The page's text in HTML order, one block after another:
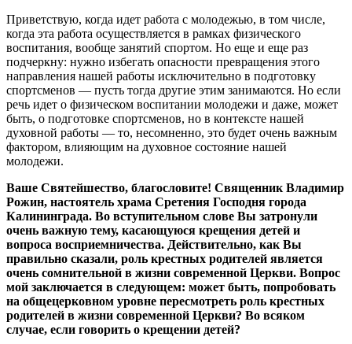
Приветствую, когда идет работа с молодежью, в том числе,
когда эта работа осуществляется в рамках физического
воспитания, вообще занятий спортом. Но еще и еще раз
подчеркну: нужно избегать опасности превращения этого
направления нашей работы исключительно в подготовку
спортсменов — пусть тогда другие этим занимаются. Но если
речь идет о физическом воспитании молодежи и даже, может
быть, о подготовке спортсменов, но в контексте нашей
духовной работы — то, несомненно, это будет очень важным
фактором, влияющим на духовное состояние нашей
молодежи.
Ваше Святейшество, благословите! Священник Владимир
Рожин, настоятель храма Сретения Господня города
Калининграда. Во вступительном слове Вы затронули
очень важную тему, касающуюся крещения детей и
вопроса восприемничества. Действительно, как Вы
правильно сказали, роль крестных родителей является
очень сомнительной в жизни современной Церкви. Вопрос
мой заключается в следующем: может быть, попробовать
на общецерковном уровне пересмотреть роль крестных
родителей в жизни современной Церкви? Во всяком
случае, если говорить о крещении детей?